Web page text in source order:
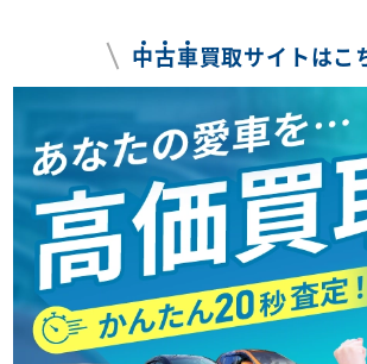
中古車買取サイトはこ